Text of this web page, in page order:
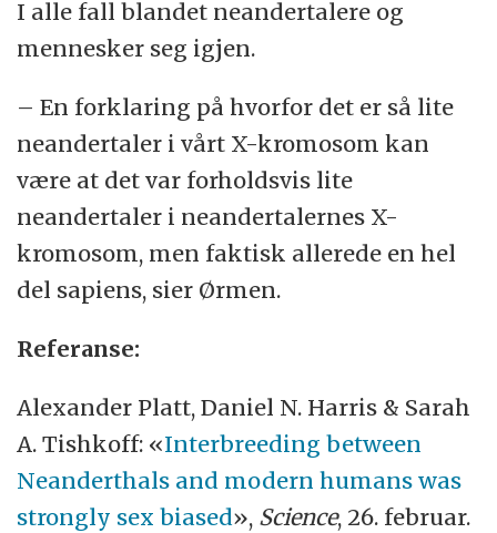
I alle fall blandet neandertalere og
mennesker seg igjen.
– En forklaring på hvorfor det er så lite
neandertaler i vårt X-kromosom kan
være at det var forholdsvis lite
neandertaler i neandertalernes X-
kromosom, men faktisk allerede en hel
del sapiens, sier Ørmen.
Referanse:
Alexander Platt, Daniel N. Harris & Sarah
A. Tishkoff: «Interbreeding between
Neanderthals and modern humans was
strongly sex biased», Science, 26. februar.